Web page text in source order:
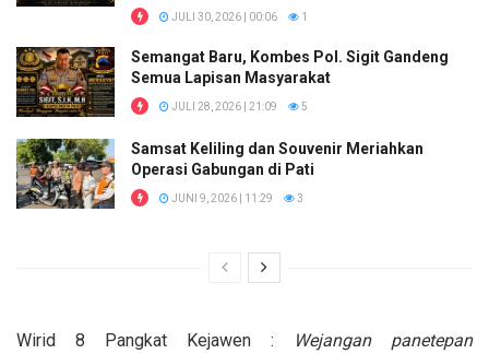
JULI 30, 2026 | 00:06 1
Semangat Baru, Kombes Pol. Sigit Gandeng
Semua Lapisan Masyarakat
JULI 28, 2026 | 21:09 5
Samsat Keliling dan Souvenir Meriahkan
Operasi Gabungan di Pati
JUNI 9, 2026 | 11:29 3
Wirid 8 Pangkat Kejawen :
Wejangan panetepan